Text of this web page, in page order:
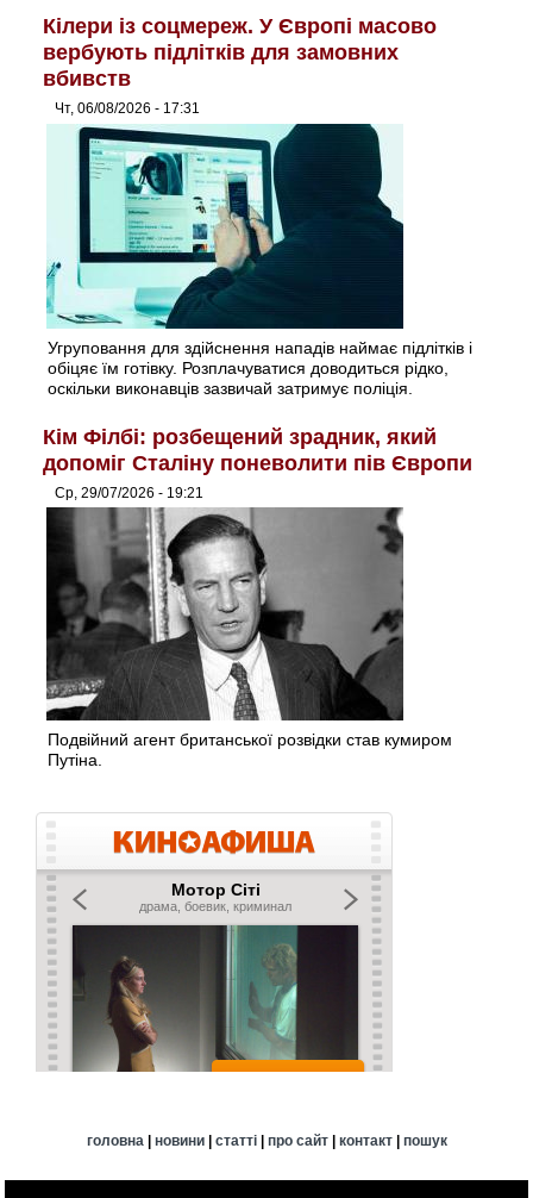
Кілери із соцмереж. У Європі масово
вербують підлітків для замовних
вбивств
Чт, 06/08/2026 - 17:31
Угруповання для здійснення нападів наймає підлітків і
обіцяє їм готівку. Розплачуватися доводиться рідко,
оскільки виконавців зазвичай затримує поліція.
Кім Філбі: розбещений зрадник, який
допоміг Сталіну поневолити пів Європи
Ср, 29/07/2026 - 19:21
Подвійний агент британської розвідки став кумиром
Путіна.
головна | новини| статті| про сайт| контакт| пошук